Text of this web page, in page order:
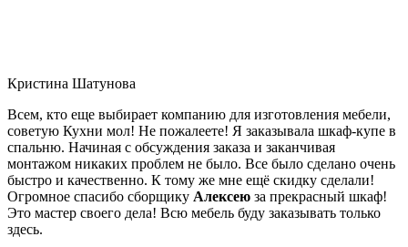
Кристина Шатунова
Всем, кто еще выбирает компанию для изготовления мебели,
советую Кухни мол! Не пожалеете! Я заказывала шкаф-купе в
спальню. Начиная с обсуждения заказа и заканчивая
монтажом никаких проблем не было. Все было сделано очень
быстро и качественно. К тому же мне ещё скидку сделали!
Огромное спасибо сборщику Алексею за прекрасный шкаф!
Это мастер своего дела! Всю мебель буду заказывать только
здесь.